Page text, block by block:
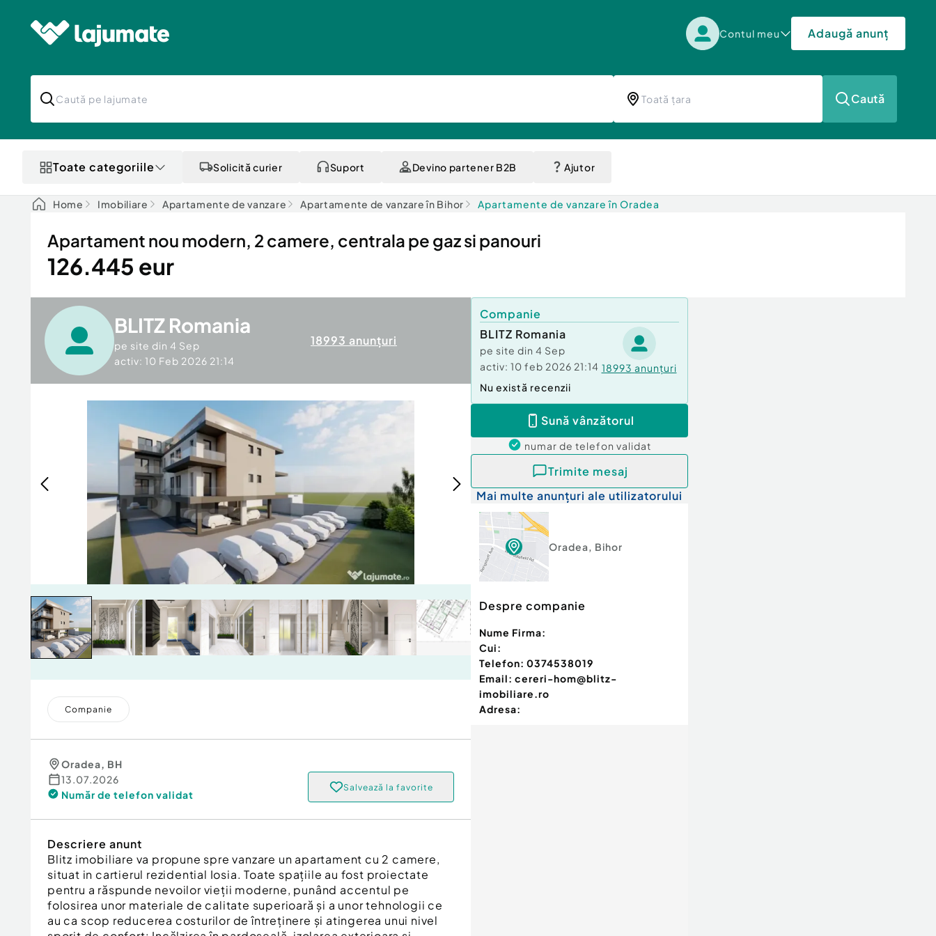
Contul meu Adaugă anunț
Caută
Toate categoriile Solicită curier Suport Devino partener B2B Ajutor
Home Imobiliare Apartamente de vanzare Apartamente de vanzare în Bihor Apartamente de vanzare în Oradea
Apartament nou modern, 2 camere, centrala pe gaz si panouri
126.445 eur
BLITZ Romania
pe site din 4 Sep
activ: 10 Feb 2026 21:14
18993 anunțuri
Companie
Oradea, BH
13.07.2026
Număr de telefon validat
Salvează la favorite
Descriere anunt
Blitz imobiliare va propune spre vanzare un apartament cu 2 camere,
situat in cartierul rezidential Iosia. Toate spațiile au fost proiectate
pentru a răspunde nevoilor vieții moderne, punând accentul pe
folosirea unor materiale de calitate superioară și a unor tehnologii ce
au ca scop reducerea costurilor de întreținere și atingerea unui nivel
Companie
BLITZ Romania
pe site din 4 Sep
activ: 10 feb 2026 21:14 18993 anunțuri
Nu există recenzii
Sună vânzătorul
numar de telefon validat
Trimite mesaj
Mai multe anunțuri ale utilizatorului
Oradea, Bihor
Despre companie
Nume Firma:
Cui:
Telefon: 0374538019
Email: cereri-hom@blitz-
imobiliare.ro
Adresa: